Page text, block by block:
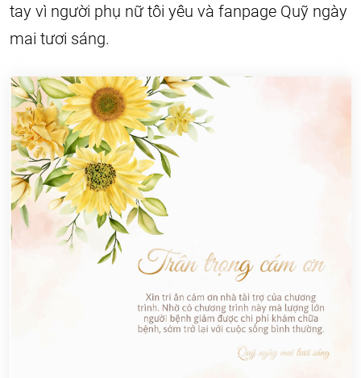
tay vì người phụ nữ tôi yêu và fanpage Quỹ ngày
mai tươi sáng.